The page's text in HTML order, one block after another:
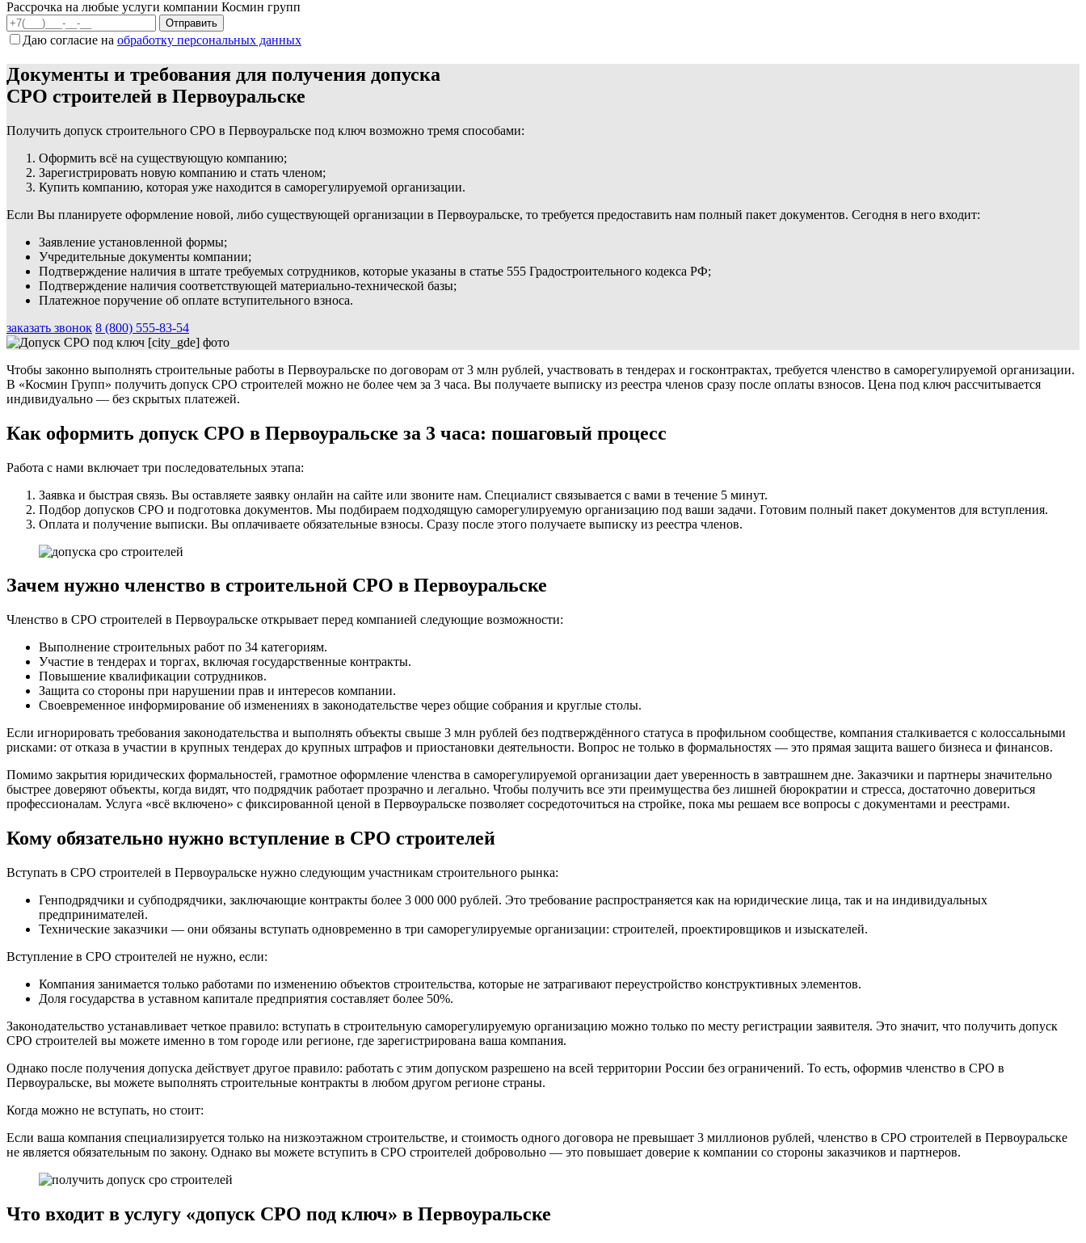
Рассрочка на любые услуги компании Космин групп
Даю согласие на обработку персональных данных
Документы и требования для получения допуска
СРО строителей в Первоуральске
Получить допуск строительного СРО в Первоуральске под ключ возможно тремя способами:
Оформить всё на существующую компанию;
Зарегистрировать новую компанию и стать членом;
Купить компанию, которая уже находится в саморегулируемой организации.
Если Вы планируете оформление новой, либо существующей организации в Первоуральске, то требуется предоставить нам полный пакет документов. Сегодня в него входит:
Заявление установленной формы;
Учредительные документы компании;
Подтверждение наличия в штате требуемых сотрудников, которые указаны в статье 555 Градостроительного кодекса РФ;
Подтверждение наличия соответствующей материально-технической базы;
Платежное поручение об оплате вступительного взноса.
заказать звонок 8 (800) 555-83-54
Чтобы законно выполнять строительные работы в Первоуральске по договорам от 3 млн рублей, участвовать в тендерах и госконтрактах, требуется членство в саморегулируемой организации.
В «Космин Групп» получить допуск СРО строителей можно не более чем за 3 часа. Вы получаете выписку из реестра членов сразу после оплаты взносов. Цена под ключ рассчитывается
индивидуально — без скрытых платежей.
Как оформить допуск СРО в Первоуральске за 3 часа: пошаговый процесс
Работа с нами включает три последовательных этапа:
Заявка и быстрая связь. Вы оставляете заявку онлайн на сайте или звоните нам. Специалист связывается с вами в течение 5 минут.
Подбор допусков СРО и подготовка документов. Мы подбираем подходящую саморегулируемую организацию под ваши задачи. Готовим полный пакет документов для вступления.
Оплата и получение выписки. Вы оплачиваете обязательные взносы. Сразу после этого получаете выписку из реестра членов.
Зачем нужно членство в строительной СРО в Первоуральске
Членство в СРО строителей в Первоуральске открывает перед компанией следующие возможности:
Выполнение строительных работ по 34 категориям.
Участие в тендерах и торгах, включая государственные контракты.
Повышение квалификации сотрудников.
Защита со стороны при нарушении прав и интересов компании.
Своевременное информирование об изменениях в законодательстве через общие собрания и круглые столы.
Если игнорировать требования законодательства и выполнять объекты свыше 3 млн рублей без подтверждённого статуса в профильном сообществе, компания сталкивается с колоссальными
рисками: от отказа в участии в крупных тендерах до крупных штрафов и приостановки деятельности. Вопрос не только в формальностях — это прямая защита вашего бизнеса и финансов.
Помимо закрытия юридических формальностей, грамотное оформление членства в саморегулируемой организации дает уверенность в завтрашнем дне. Заказчики и партнеры значительно
быстрее доверяют объекты, когда видят, что подрядчик работает прозрачно и легально. Чтобы получить все эти преимущества без лишней бюрократии и стресса, достаточно довериться
профессионалам. Услуга «всё включено» с фиксированной ценой в Первоуральске позволяет сосредоточиться на стройке, пока мы решаем все вопросы с документами и реестрами.
Кому обязательно нужно вступление в СРО строителей
Вступать в СРО строителей в Первоуральске нужно следующим участникам строительного рынка:
Генподрядчики и субподрядчики, заключающие контракты более 3 000 000 рублей. Это требование распространяется как на юридические лица, так и на индивидуальных
предпринимателей.
Технические заказчики — они обязаны вступать одновременно в три саморегулируемые организации: строителей, проектировщиков и изыскателей.
Вступление в СРО строителей не нужно, если:
Компания занимается только работами по изменению объектов строительства, которые не затрагивают переустройство конструктивных элементов.
Доля государства в уставном капитале предприятия составляет более 50%.
Законодательство устанавливает четкое правило: вступать в строительную саморегулируемую организацию можно только по месту регистрации заявителя. Это значит, что получить допуск
СРО строителей вы можете именно в том городе или регионе, где зарегистрирована ваша компания.
Однако после получения допуска действует другое правило: работать с этим допуском разрешено на всей территории России без ограничений. То есть, оформив членство в СРО в
Первоуральске, вы можете выполнять строительные контракты в любом другом регионе страны.
Когда можно не вступать, но стоит:
Если ваша компания специализируется только на низкоэтажном строительстве, и стоимость одного договора не превышает 3 миллионов рублей, членство в СРО строителей в Первоуральске
не является обязательным по закону. Однако вы можете вступить в СРО строителей добровольно — это повышает доверие к компании со стороны заказчиков и партнеров.
Что входит в услугу «допуск СРО под ключ» в Первоуральске